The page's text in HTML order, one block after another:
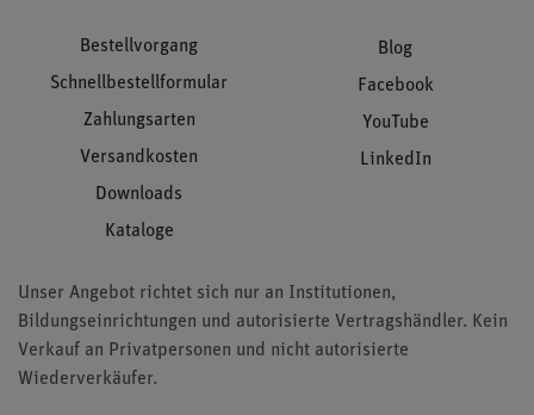
Bestellvorgang
Schnellbestellformular
Zahlungsarten
Versandkosten
Downloads
Kataloge
Blog
Facebook
YouTube
LinkedIn
Unser Angebot richtet sich nur an Institutionen,
Bildungseinrichtungen und autorisierte Vertragshändler. Kein
Verkauf an Privatpersonen und nicht autorisierte
Wiederverkäufer.